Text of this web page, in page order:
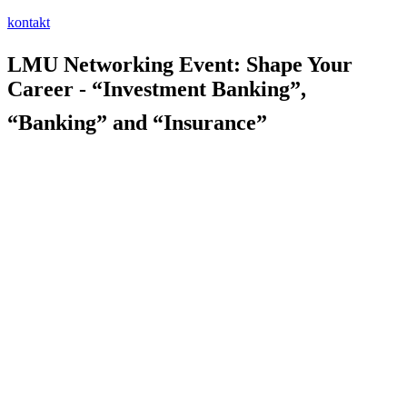
kontakt
LMU Networking Event: Shape Your
Career - “Investment Banking”,
“Banking” and “Insurance”